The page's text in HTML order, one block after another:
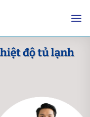
độ tủ lạnh